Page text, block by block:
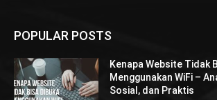
POPULAR POSTS
Kenapa Website Tidak
Menggunakan WiFi –
Sosial, dan Praktis